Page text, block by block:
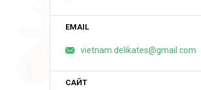
vietnam.delikates@gmail.com